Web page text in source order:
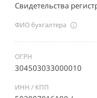
Свидетельства
ФИО бухгалтера
ОГРН
304503033000010
ИНН / КПП